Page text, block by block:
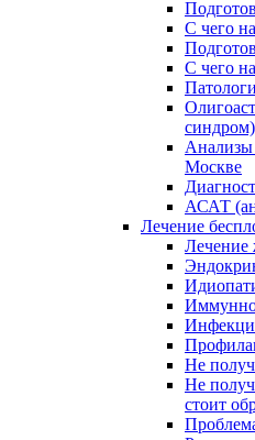
С чего
С чего
синдром)
Москве
АСАТ
Лечение
Лечение
Не
Не
стоит